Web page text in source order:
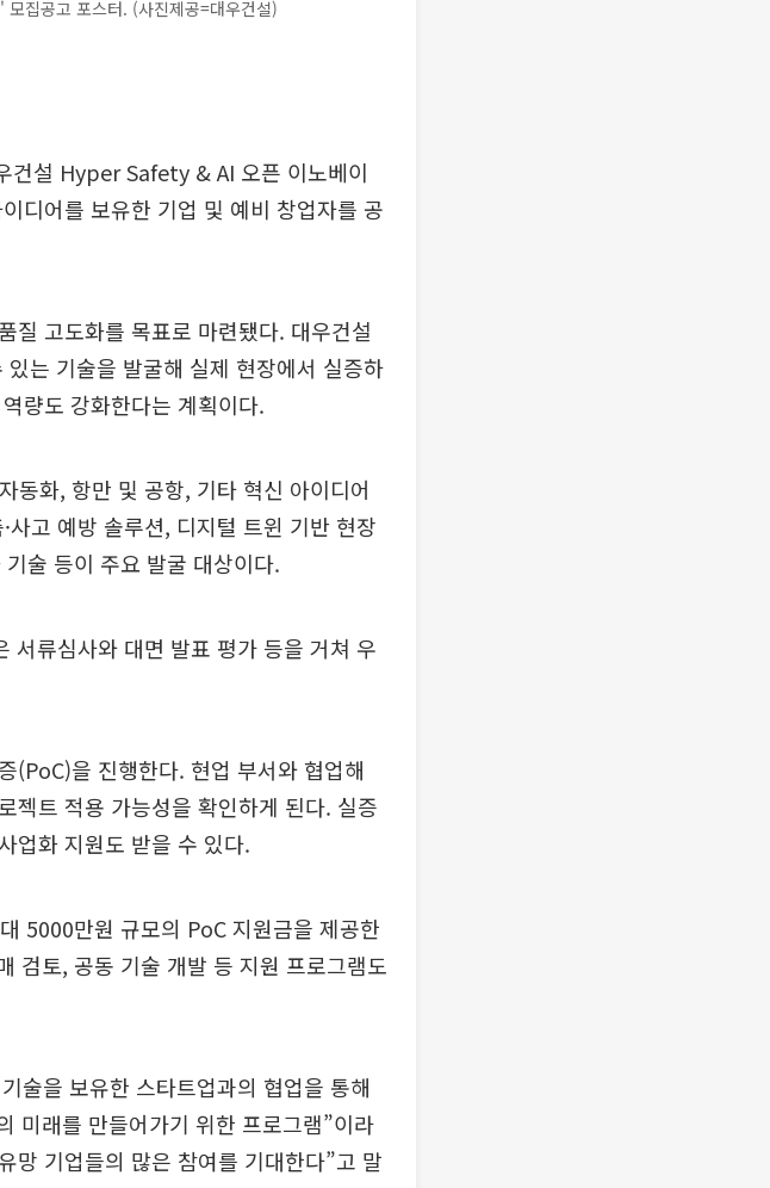
집공고 포스터. (사진제공=대우건설)
건설 Hyper Safety & AI 오픈 이노베이
디어를 보유한 기업 및 예비 창업자를 공
질 고도화를 목표로 마련됐다. 대우건설
는 기술을 발굴해 실제 현장에서 실증하
량도 강화한다는 계획이다.
동화, 항만 및 공항, 기타 혁신 아이디어
고 예방 솔루션, 디지털 트윈 기반 현장
술 등이 주요 발굴 대상이다.
서류심사와 대면 발표 평가 등을 거쳐 우
(PoC)을 진행한다. 현업 부서와 협업해
젝트 적용 가능성을 확인하게 된다. 실증
업화 지원도 받을 수 있다.
5000만원 규모의 PoC 지원금을 제공한
검토, 공동 기술 개발 등 지원 프로그램도
술을 보유한 스타트업과의 협업을 통해
미래를 만들어가기 위한 프로그램”이라
망 기업들의 많은 참여를 기대한다”고 말